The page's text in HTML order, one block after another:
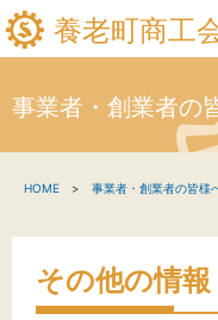
養老町商工
事業者・創業者の
HOME 事業者・創業者の皆様
その他の情報